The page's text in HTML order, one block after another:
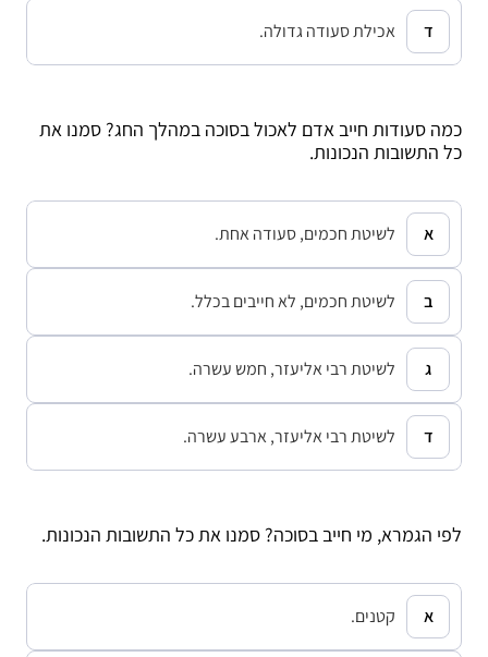
אכילת סעודה גדולה.
כמה סעודות חייב אדם לאכול בסוכה במהלך החג? סמנו את
כל התשובות הנכונות.
לשיטת חכמים, סעודה אחת.
לשיטת חכמים, לא חייבים בכלל.
לשיטת רבי אליעזר, חמש עשרה.
לשיטת רבי אליעזר, ארבע עשרה.
לפי הגמרא, מי חייב בסוכה? סמנו את כל התשובות הנכונות.
קטנים.